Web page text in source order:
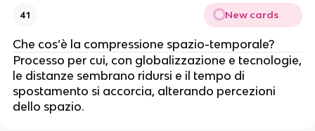
41 New cards
Che cos’è la compressione spazio-temporale?
Processo per cui, con globalizzazione e tecnologie,
le distanze sembrano ridursi e il tempo di
spostamento si accorcia, alterando percezioni
dello spazio.